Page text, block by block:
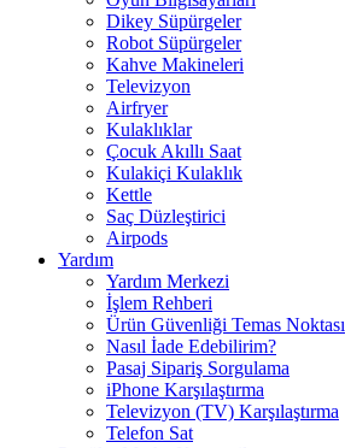
Dikey Süpürgeler
Robot Süpürgeler
Kahve Makineleri
Televizyon
Airfryer
Kulaklıklar
Çocuk Akıllı Saat
Kulakiçi Kulaklık
Kettle
Saç Düzleştirici
Airpods
Yardım
Yardım Merkezi
İşlem Rehberi
Ürün Güvenliği Temas Noktası
Nasıl İade Edebilirim?
Pasaj Sipariş Sorgulama
iPhone Karşılaştırma
Televizyon (TV) Karşılaştırma
Telefon Sat